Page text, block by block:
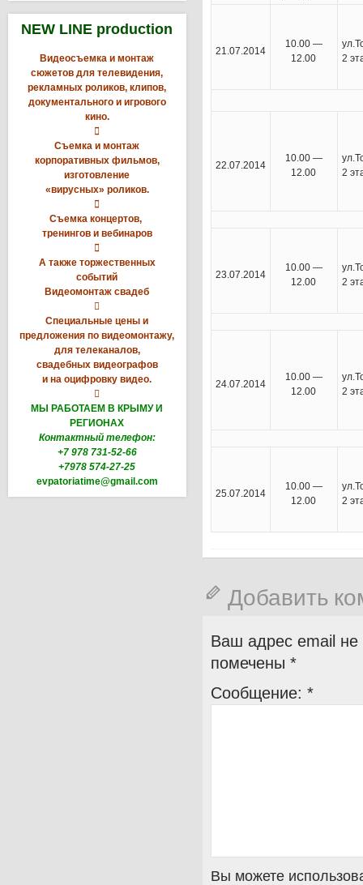
NEW LINE production
Видеосъемка и монтаж
сюжетов для телевидения,
рекламных роликов, клипов,
документального и игрового
кино.

Съемка и монтаж
корпоративных фильмов,
изготовление
«вирусных» роликов.

Съемка концертов,
тренингов и вебинаров

А также торжественных
событий
Видеомонтаж свадеб

Специальные цены и
предложения по видеомонтажу,
для телеканалов,
свадебных видеографов
и на оцифровку видео.

МЫ РАБОТАЕМ В КРЫМУ И
РЕГИОНАХ
Контактный телефон:
+7 978 731-52-66
+7978 574-27-25
evpatoriatime@gmail.com
21.07.2014
10.00 —
12.00
2
22.07.2014
10.00 —
12.00
2
23.07.2014
10.00 —
12.00
2
24.07.2014
10.00 —
12.00
2
25.07.2014
10.00 —
12.00
2
Добавить
Ваш адрес email не
помечены *
Сообщение: *
Вы можете